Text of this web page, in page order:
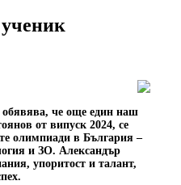
обявява, че още един наш
от випуск 2024, се
олимпиади в България –
и ЗО. Александър
упоритост и талант,